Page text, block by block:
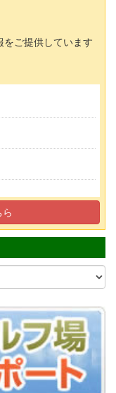
ご提供しています